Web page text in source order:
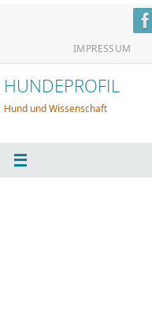
IMPRESSUM
HUNDEPROFIL
Hund und Wissenschaft